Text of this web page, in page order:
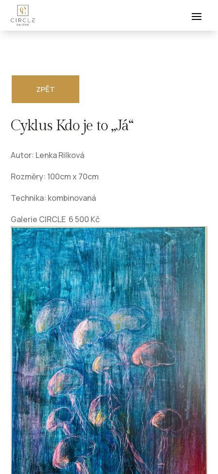
ZPĚT
Cyklus Kdo je to „Já“
Autor: Lenka Rilková
Rozměry: 100cm x 70cm
Technika: kombinovaná
Galerie CIRCLE 6 500 Kč